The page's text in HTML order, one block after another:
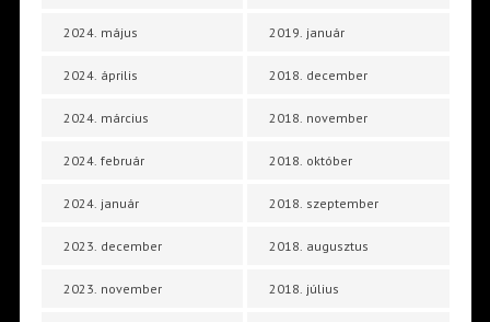
2024. május
2024. április
2024. március
2024. február
2024. január
2023. december
2023. november
2019. január
2018. december
2018. november
2018. október
2018. szeptember
2018. augusztus
2018. július